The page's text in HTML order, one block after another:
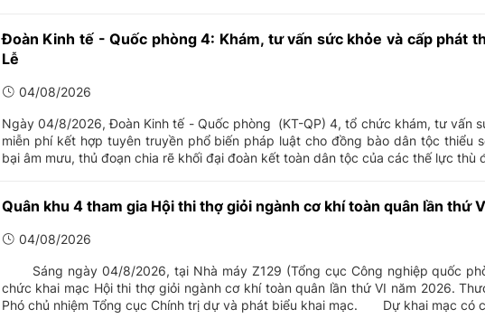
Đoàn Kinh tế - Quốc phòng 4: Khám, tư vấn sức khỏe và cấp phát
Lễ
04/08/2026
Ngày 04/8/2026, Đoàn Kinh tế - Quốc phòng (KT-QP) 4, tổ chức khám, tư vấn
miễn phí kết hợp tuyên truyền phổ biến pháp luật cho đồng bào dân tộc thiểu
bại âm mưu, thủ đoạn chia rẽ khối đại đoàn kết toàn dân tộc của các thế lực thù
Quân khu 4 tham gia Hội thi thợ giỏi ngành cơ khí toàn quân lần thứ
04/08/2026
Sáng ngày 04/8/2026, tại Nhà máy Z129 (Tổng cục Công nghiệp quốc
chức khai mạc Hội thi thợ giỏi ngành cơ khí toàn quân lần thứ VI năm 2026.
Phó chủ nhiệm Tổng cục Chính trị dự và phát biểu khai mạc. Dự khai mạc có